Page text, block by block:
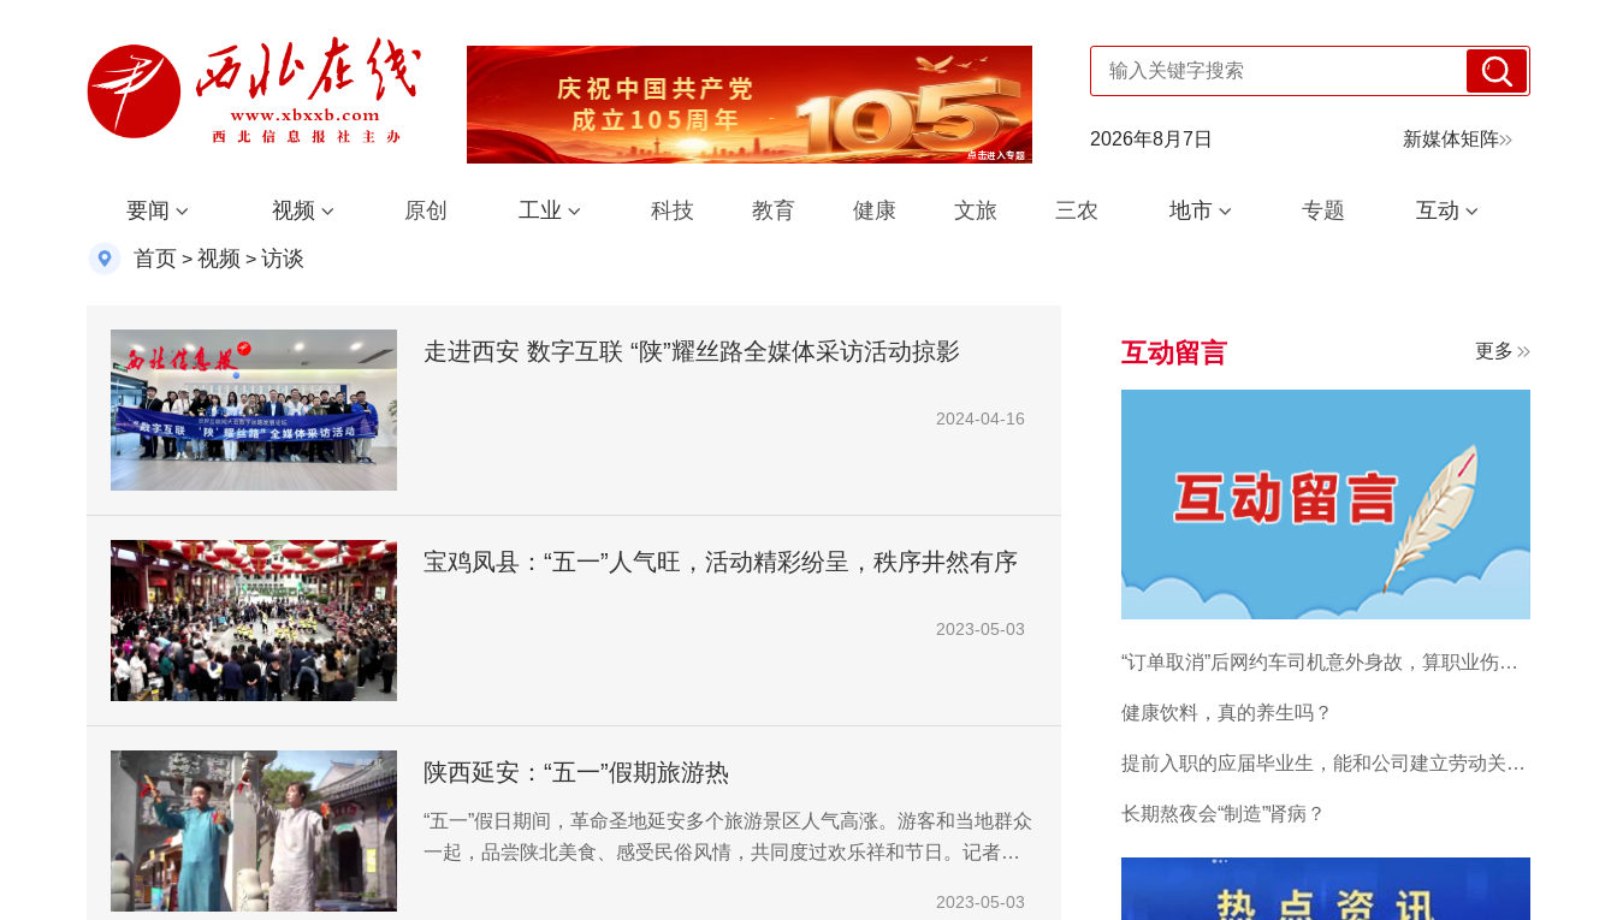
2026年8月7日 新媒体矩阵
要闻 视频 原创 工业 科技 教育 健康 文旅 三农 地市 专题 互动
首页 > 视频 > 访谈
走进西安 数字互联 “陕”耀丝路全媒体采访活动掠影
2024-04-16
宝鸡凤县：“五一”人气旺，活动精彩纷呈，秩序井然有序
2023-05-03
陕西延安：“五一”假期旅游热
“五一”假日期间，革命圣地延安多个旅游景区人气高涨。游客和当地群众
一起，品尝陕北美食、感受民俗风情，共同度过欢乐祥和节日。记者：
2023-05-03
互动留言 更多
“订单取消”后网约车司机意外身故，算职业伤害吗？
健康饮料，真的养生吗？
提前入职的应届毕业生，能和公司建立劳动关系吗？
长期熬夜会“制造”肾病？